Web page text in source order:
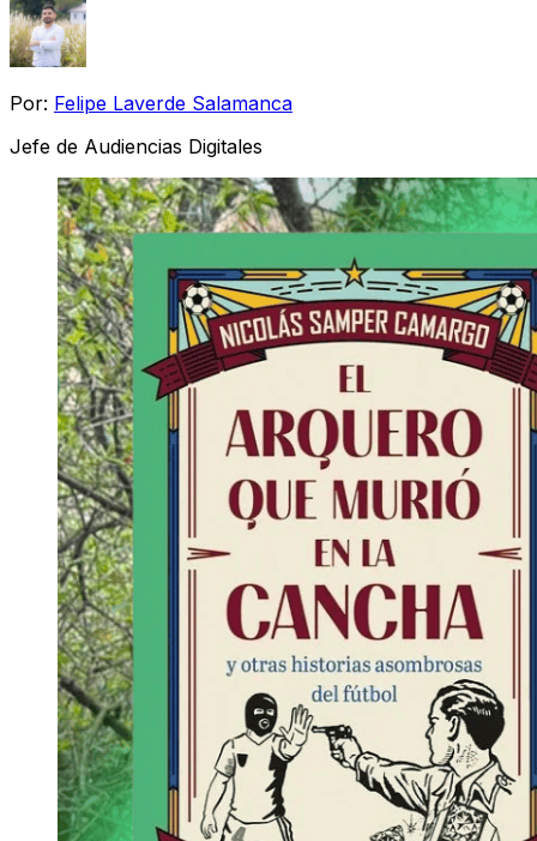
Por: Felipe Laverde Salamanca
Jefe de Audiencias Digitales